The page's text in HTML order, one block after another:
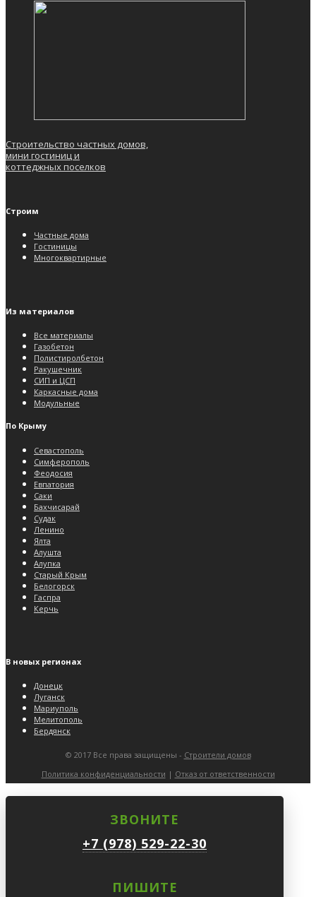
Строительство частных домов,
мини гостиниц и
коттеджных поселков
Строим
Частные дома
Гостиницы
Многоквартирные
Из материалов
Все материалы
Газобетон
Полистиролбетон
Ракушечник
СИП и ЦСП
Каркасные дома
Модульные
По Крыму
Севастополь
Симферополь
Феодосия
Евпатория
Саки
Бахчисарай
Судак
Ленино
Ялта
Алушта
Алупка
Старый Крым
Белогорск
Гаспра
Керчь
В новых регионах
Донецк
Луганск
Мариуполь
Мелитополь
Бердянск
© 2017 Все права защищены - Строители домов
Политика конфиденциальности | Отказ от ответственности
ЗВОНИТЕ
+7 (978) 529-22-30
ПИШИТЕ